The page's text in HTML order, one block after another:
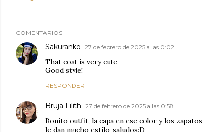
COMENTARIOS
Sakuranko 27 de febrero de 2025 a las 0:02
That coat is very cute
Good style!
RESPONDER
Bruja Lilith 27 de febrero de 2025 a las 0:58
Bonito outfit, la capa en ese color y los zapatos
le dan mucho estilo, saludos:D